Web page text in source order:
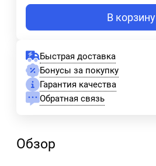
В корзину
Быстрая доставка
Бонусы за покупку
Гарантия качества
Обратная связь
Обзор